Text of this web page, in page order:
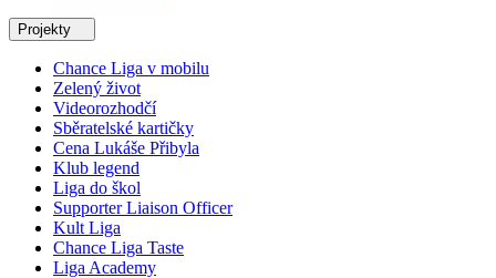
Projekty
Chance Liga v mobilu
Zelený život
Videorozhodčí
Sběratelské kartičky
Cena Lukáše Přibyla
Klub legend
Liga do škol
Supporter Liaison Officer
Kult Liga
Chance Liga Taste
Liga Academy